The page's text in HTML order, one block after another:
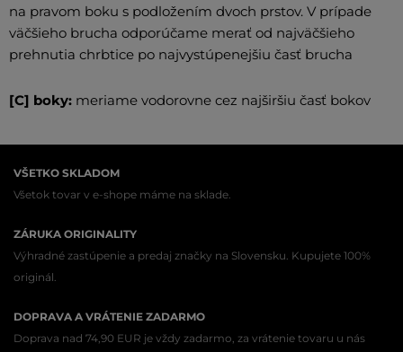
na pravom boku s podložením dvoch prstov. V prípade
väčšieho brucha odporúčame merať od najväčšieho
prehnutia chrbtice po najvystúpenejšiu časť brucha
[C] boky: meriame vodorovne cez najširšiu časť bokov
VŠETKO SKLADOM
Všetok tovar v e-shope máme na sklade.
ZÁRUKA ORIGINALITY
Výhradné zastúpenie a predaj značky na Slovensku. Kupujete 100%
originál.
DOPRAVA A VRÁTENIE ZADARMO
Doprava nad 74,90 EUR je vždy zadarmo, za vrátenie tovaru u nás